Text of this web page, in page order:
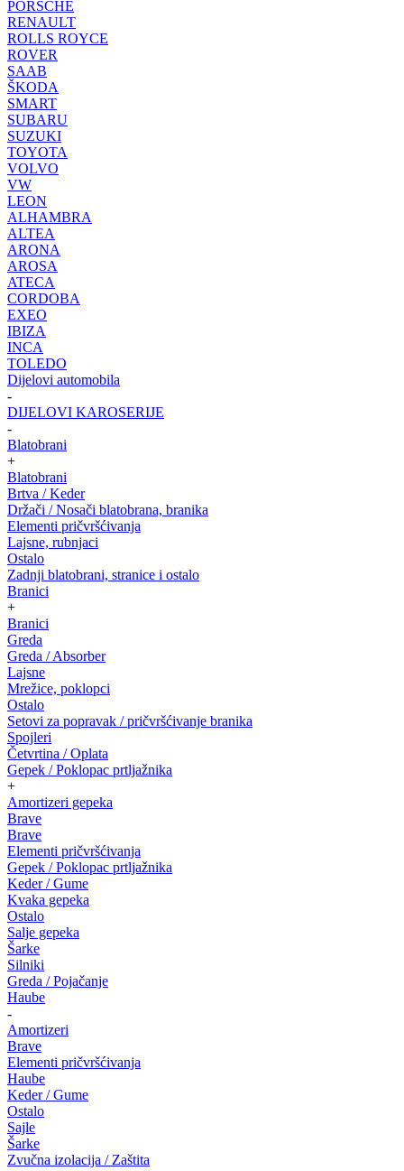
PORSCHE
RENAULT
ROLLS ROYCE
ROVER
SAAB
ŠKODA
SMART
SUBARU
SUZUKI
TOYOTA
VOLVO
VW
LEON
ALHAMBRA
ALTEA
ARONA
AROSA
ATECA
CORDOBA
EXEO
IBIZA
INCA
TOLEDO
Dijelovi automobila
-
DIJELOVI KAROSERIJE
-
Blatobrani
+
Blatobrani
Brtva / Keder
Držači / Nosači blatobrana, branika
Elementi pričvršćivanja
Lajsne, rubnjaci
Ostalo
Zadnji blatobrani, stranice i ostalo
Branici
+
Branici
Greda
Greda / Absorber
Lajsne
Mrežice, poklopci
Ostalo
Setovi za popravak / pričvršćivanje branika
Spojleri
Četvrtina / Oplata
Gepek / Poklopac prtljažnika
+
Amortizeri gepeka
Brave
Brave
Elementi pričvršćivanja
Gepek / Poklopac prtljažnika
Keder / Gume
Kvaka gepeka
Ostalo
Salje gepeka
Šarke
Silniki
Greda / Pojačanje
Haube
-
Amortizeri
Brave
Elementi pričvršćivanja
Haube
Keder / Gume
Ostalo
Sajle
Šarke
Zvučna izolacija / Zaštita